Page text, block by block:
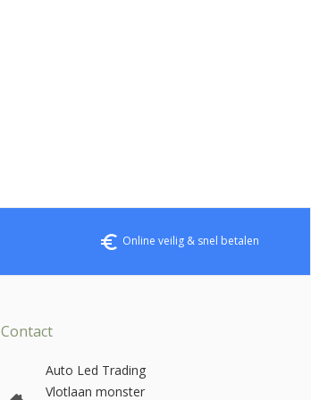
euro_symbol Online veilig & snel betalen
Contact
Auto Led Trading
Vlotlaan monster